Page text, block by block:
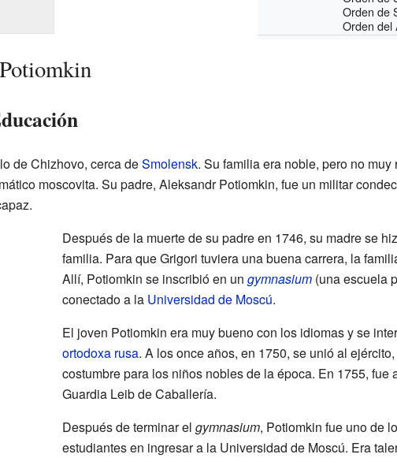
Orden de
Orden del
de Chizhovo, cerca deSmolensk. Su familia era noble, pero no muy
moscovita. Su padre, Aleksandr Potiomkin, fue un militar
Después de la muerte de su padre en 1746, su madre se
familia. Para que Grigori tuviera una buena carrera, la
Allí, Potiomkin se inscribió en un gymnasium(una escuela
conectado a la Universidad de Moscú.
El joven Potiomkin era muy bueno con los idiomas y se
ortodoxa rusa. A los once años, en 1750, se unió al
costumbre para los niños nobles de la época. En 1755, fue
Guardia Leib de Caballería.
Después de terminar el gymnasium, Potiomkin fue uno de
estudiantes en ingresar a la Universidad de Moscú. Era